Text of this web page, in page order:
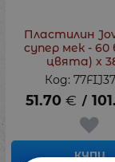
Пластилин
супер мек - 60
цвята) х
Код:
51.70 € /
КУПИ